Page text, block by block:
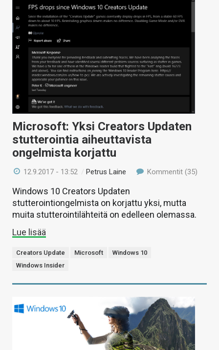
Microsoft: Yksi Creators Updaten
stutterointia aiheuttavista
ongelmista korjattu
12.9.2017 - 13:52 /Petrus Laine Kommentit (35)
Windows 10 Creators Updaten
stutterointiongelmista on korjattu yksi, mutta
muita stutterointilähteitä on edelleen olemassa.
Lue lisää
Creators Update Microsoft
Windows 10
Windows Insider